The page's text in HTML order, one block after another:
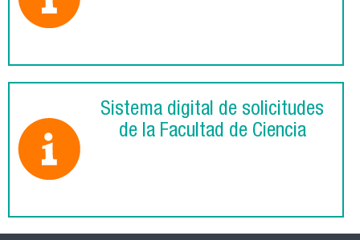
Sistema digital de solicitudes
de la Facultad de Ciencia